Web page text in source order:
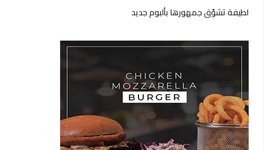
لطيفة تشوّق جمهورها بألبوم جديد